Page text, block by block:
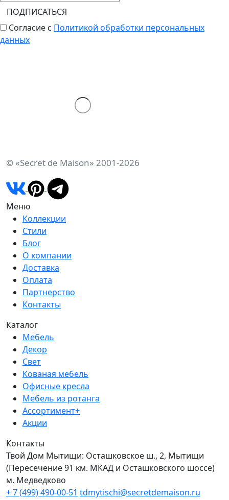
ПОДПИСАТЬСЯ
Согласие с Политикой обработки персональных
данных
© «Secret de Maison» 2001-2026
Меню
Коллекции
Стили
Блог
О компании
Доставка
Оплата
Партнерство
Контакты
Каталог
Мебель
Декор
Свет
Кованая мебель
Офисные кресла
Мебель из ротанга
Ассортимент+
Акции
Контакты
Твой Дом Мытищи: Осташковское ш., 2, Мытищи
(Пересечение 91 км. МКАД и Осташковского шоссе)
м. Медведково
+ 7 (499) 490-00-51 tdmytischi@secretdemaison.ru